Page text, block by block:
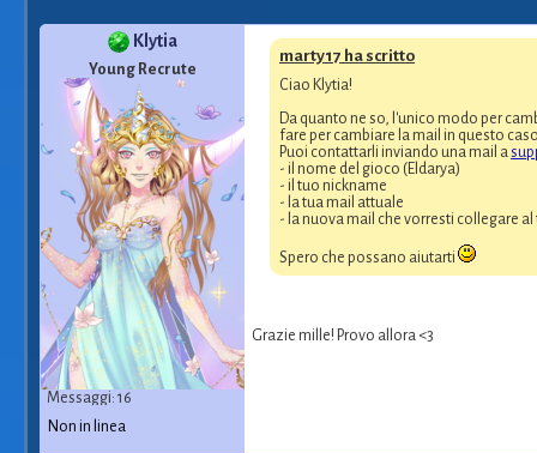
Klytia
Young Recrute
Messaggi: 16
marty17 ha scritto
Ciao Klytia!
Da quanto ne so, l'unico modo per
fare per cambiare la mail in questo
Puoi contattarli inviando una mail a
- il nome del gioco (Eldarya)
- il tuo nickname
- la tua mail attuale
- la nuova mail che vorresti collegare
Spero che possano aiutarti
Grazie mille! Provo allora <3
Non in linea